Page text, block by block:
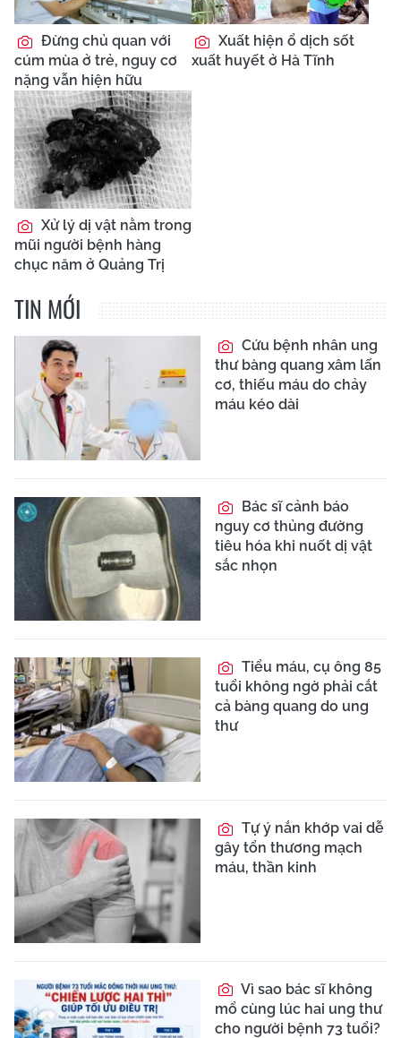
Đừng chủ quan với
cúm mùa ở trẻ, nguy cơ
nặng vẫn hiện hữu
Xuất hiện ổ dịch sốt
xuất huyết ở Hà Tĩnh
Xử lý dị vật nằm trong
mũi người bệnh hàng
chục năm ở Quảng Trị
TIN MỚI
Cứu bệnh nhân ung
thư bàng quang xâm lấn
cơ, thiếu máu do chảy
máu kéo dài
Bác sĩ cảnh báo
nguy cơ thủng đường
tiêu hóa khi nuốt dị vật
sắc nhọn
Tiểu máu, cụ ông 85
tuổi không ngờ phải cắt
cả bàng quang do ung
thư
Tự ý nắn khớp vai dễ
gây tổn thương mạch
máu, thần kinh
Vì sao bác sĩ không
mổ cùng lúc hai ung thư
cho người bệnh 73 tuổi?